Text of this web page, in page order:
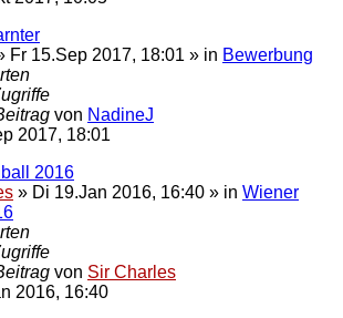
Fr 15.Sep 2017, 18:01 » in Bewerbung
von NadineJ
2017, 18:01
2016
» Di 19.Jan 2016, 16:40 » in Wiener
von Sir Charles
2016, 16:40